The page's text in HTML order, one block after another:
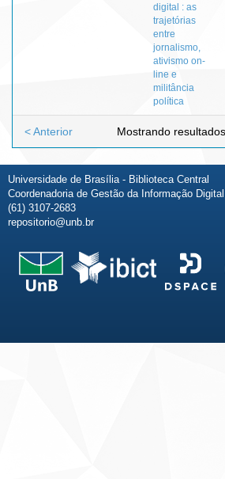
digital : as
trajetórias
entre
jornalismo,
ativismo on-
line e
militância
política
Mostrando
< Anterior
Universidade de Brasília - Biblioteca Central
Coordenadoria de Gestão da Informação
(61) 3107-2683
repositorio@unb.br